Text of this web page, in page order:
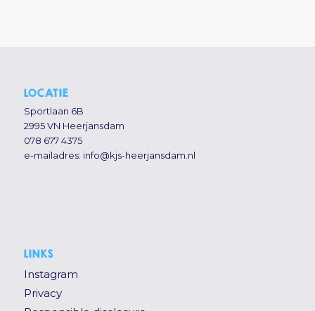
LOCATIE
Sportlaan 6B
2995 VN Heerjansdam
078 677 4375
e-mailadres: info@kjs-heerjansdam.nl
LINKS
Instagram
Privacy